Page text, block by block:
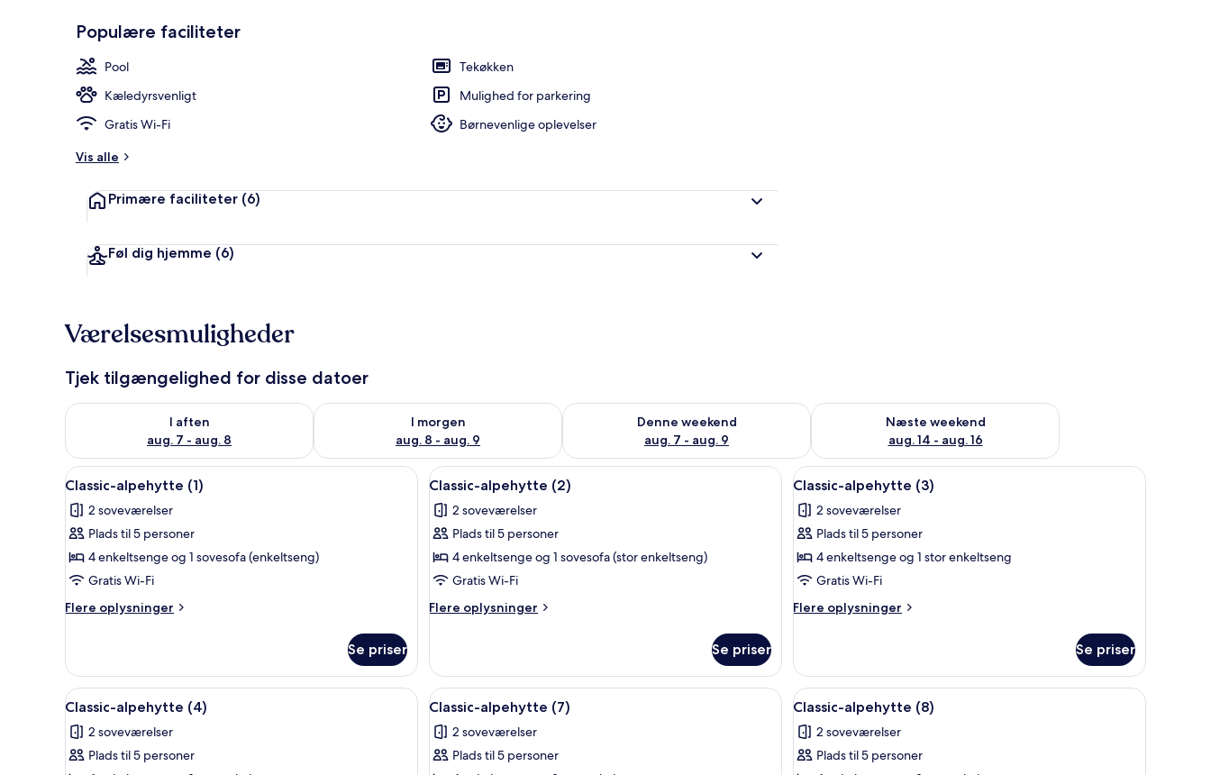
Populære faciliteter
Pool
Tekøkken
Kæledyrsvenligt
Mulighed for parkering
Gratis Wi-Fi
Børnevenlige oplevelser
Vis alle
Primære faciliteter (6)
Føl dig hjemme (6)
Værelsesmuligheder
Tjek tilgængelighed for disse datoer
I aften
aug. 7 - aug. 8
Tjek tilgængelighed for i aften aug. 7 - aug. 8
I morgen
aug. 8 - aug. 9
Tjek tilgængelighed for i morgen aug. 8 - aug. 9
Denne weekend
aug. 7 - aug. 9
Tjek tilgængelighed for denne weekend aug. 7 - aug. 9
Næste weekend
aug. 14 - aug. 16
Tjek tilgængelighed for næste weekend aug. 14 - aug. 16
Indlæs
alle
billeder
af
Classic-
alpehytte
(1)
En lille, etetages bygning med en overdækket veranda og en lille have.
4
Classic-alpehytte (1)
2 soveværelser
Plads til 5 personer
4 enkeltsenge og 1 sovesofa (enkeltseng)
Gratis Wi-Fi
Flere oplysninger
Flere
alpehytte
(1)
Se priser
Indlæs
alle
billeder
af
Classic-
alpehytte
(2)
Et etage-lav motel med en overdækket veranda, flere vinduer og plantekasser.
4
Classic-alpehytte (2)
2 soveværelser
Plads til 5 personer
4 enkeltsenge og 1 sovesofa (stor enkeltseng)
Gratis Wi-Fi
Flere oplysninger
Flere
alpehytte
(2)
Se priser
Indlæs
alle
billeder
af
Classic-
alpehytte
(3)
En lille, etetages bygning med en
4
Classic-alpehytte (3)
2 soveværelser
Plads til 5 personer
4 enkeltsenge og 1 stor enkeltseng
Gratis Wi-Fi
Flere oplysninger
Flere
alpehytte
(3)
Se priser
Indlæs
alle
billeder
af
En træterrasse med en blomsterkasse, en skydedør der fører ind til et rum, og udsigt til et skovområde.
4
Classic-alpehytte (4)
2 soveværelser
Plads til 5 personer
Indlæs
alle
billeder
af
En træterrasse med et bord og stole, store skydedøre og udsigt til grøn natur.
4
Classic-alpehytte (7)
2 soveværelser
Plads til 5 personer
Indlæs
alle
billeder
af
Et etage-lav motel med en overdækket
4
Classic-alpehytte (8)
2 soveværelser
Plads til 5 personer